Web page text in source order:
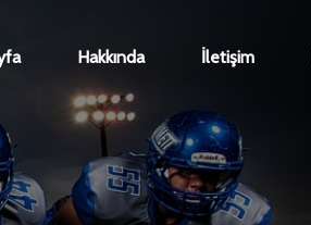
Hakkında İletişim